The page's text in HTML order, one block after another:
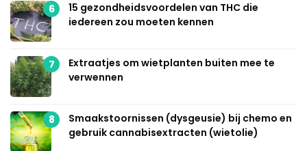
6
15 gezondheidsvoordelen van THC die
iedereen zou moeten kennen
7
Extraatjes om wietplanten buiten mee te
verwennen
8
Smaakstoornissen (dysgeusie) bij chemo en
gebruik cannabisextracten (wietolie)